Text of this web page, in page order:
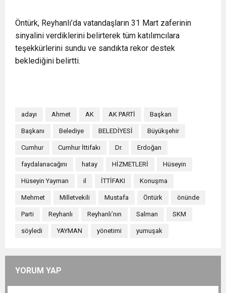
Öntürk, Reyhanlı’da vatandaşların 31 Mart zaferinin
sinyalini verdiklerini belirterek tüm katılımcılara
teşekkürlerini sundu ve sandıkta rekor destek
beklediğini belirtti.
adayı Ahmet AK AK PARTİ Başkan
Başkanı Belediye BELEDİYESİ Büyükşehir
Cumhur Cumhur İttifakı Dr. Erdoğan
faydalanacağını hatay HİZMETLERİ Hüseyin
Hüseyin Yayman il İTTİFAKI Konuşma
Mehmet Milletvekili Mustafa Öntürk önünde
Parti Reyhanlı Reyhanlı’nın Salman SKM
söyledi YAYMAN yönetimi yumuşak
YORUM YAP